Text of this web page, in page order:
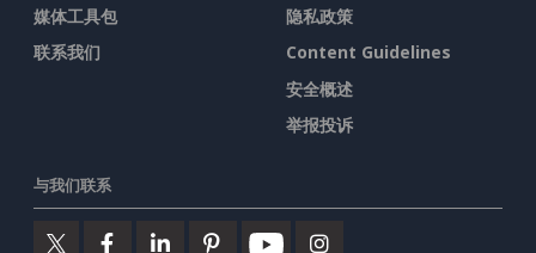
媒体工具包
联系我们
隐私政策
Content Guidelines
安全概述
举报投诉
与我们联系